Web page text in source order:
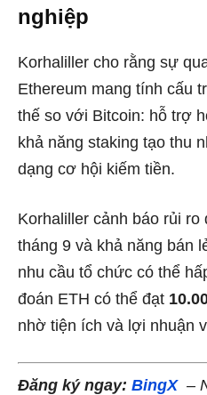
nghiệp
Korhaliller cho rằng sự
Ethereum mang tính cấu
thế so với Bitcoin: hỗ trợ
khả năng staking tạo thu
dạng cơ hội kiếm tiền.
Korhaliller cảnh báo rủi
tháng 9 và khả năng bán
nhu cầu tổ chức có thể
đoán ETH có thể đạt
nhờ tiện ích và lợi nhuận
Đăng ký ngay: BingX–